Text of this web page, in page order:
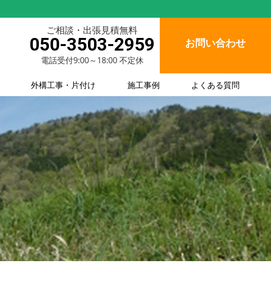
ご相談・出張見積無料
050-3503-2959
電話受付9:00～18:00 不定休
お問い合わせ
外構工事・片付け 施工事例 よくある質問